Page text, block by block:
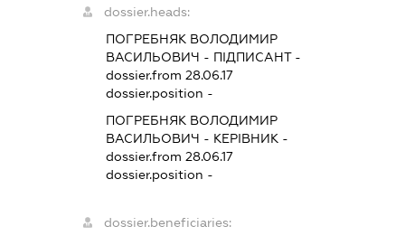
dossier.heads:
ПОГРЕБНЯК ВОЛОДИМИР
ВАСИЛЬОВИЧ - ПІДПИСАНТ-
dossier.from 28.06.17
dossier.position -
ПОГРЕБНЯК ВОЛОДИМИР
ВАСИЛЬОВИЧ - КЕРІВНИК -
dossier.from 28.06.17
dossier.position -
dossier.beneficiaries: